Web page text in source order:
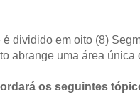
dividido em oito (8)
abrange uma área
os seguintes